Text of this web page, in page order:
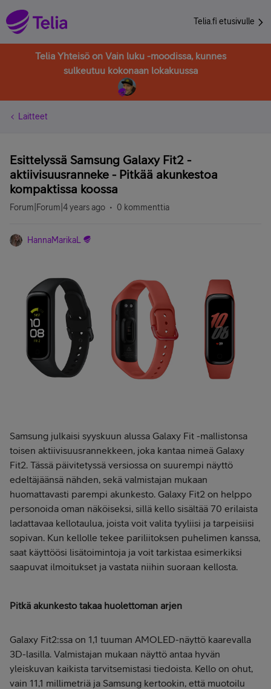
Telia.fi etusivulle
Telia Yhteisö on Vain luku -moodissa, kunnes
sulkeutuu kokonaan lokakuussa
Laitteet
Esittelyssä Samsung Galaxy Fit2 -
aktiivisuusranneke - Pitkää akunkestoa
kompaktissa koossa
Forum|Forum|4 years ago 0 kommenttia
HannaMarikaL
Samsung julkaisi syyskuun alussa Galaxy Fit -mallistonsa
toisen aktiivisuusrannekkeen, joka kantaa nimeä Galaxy
Fit2. Tässä päivitetyssä versiossa on suurempi näyttö
edeltäjäänsä nähden, sekä valmistajan mukaan
huomattavasti parempi akunkesto. Galaxy Fit2 on helppo
personoida oman näköiseksi, sillä kello sisältää 70 erilaista
ladattavaa kellotaulua, joista voit valita tyyliisi ja tarpeisiisi
sopivan. Kun kellolle tekee pariliitoksen puhelimen kanssa,
saat käyttöösi lisätoimintoja ja voit tarkistaa esimerkiksi
saapuvat ilmoitukset ja vastata niihin suoraan kellosta.
Pitkä akunkesto takaa huolettoman arjen
Galaxy Fit2:ssa on 1,1 tuuman AMOLED-näyttö kaarevalla
3D-lasilla. Valmistajan mukaan näyttö antaa hyvän
yleiskuvan kaikista tarvitsemistasi tiedoista. Kello on ohut,
vain 11,1 millimetriä ja Samsung kertookin, että muotoilu